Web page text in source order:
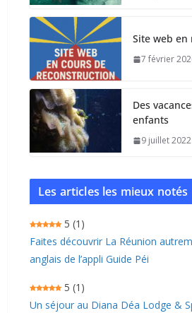
Site web
7 février
Des
enfants
9 juillet 2022
Les articles les mieux notés
5 (1)
Faites découvrir La Réunion
anglais de l’appli Guide Péi
5 (1)
Un séjour au Diana Déa Lodge &